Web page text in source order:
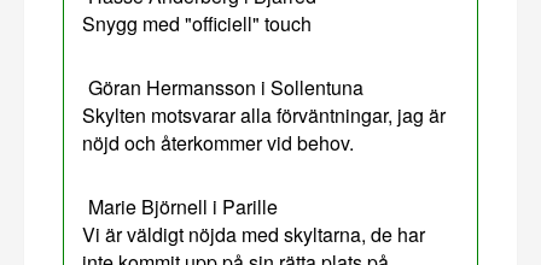
Snygg med "officiell" touch
Göran Hermansson i Sollentuna
Skylten motsvarar alla förväntningar, jag är
nöjd och återkommer vid behov.
Marie Björnell i Parille
Vi är väldigt nöjda med skyltarna, de har